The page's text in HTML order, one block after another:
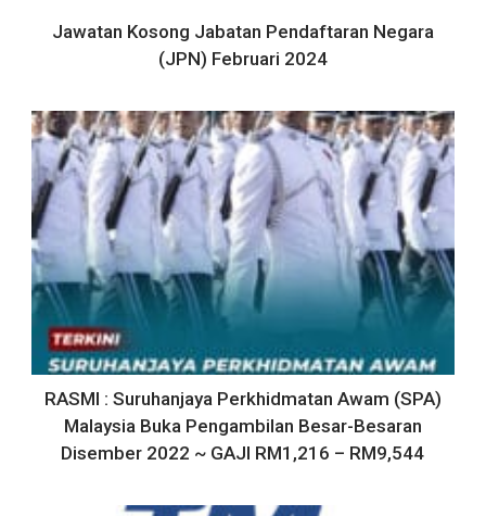
Jawatan Kosong Jabatan Pendaftaran Negara
(JPN) Februari 2024
RASMI : Suruhanjaya Perkhidmatan Awam (SPA)
Malaysia Buka Pengambilan Besar-Besaran
Disember 2022 ~ GAJI RM1,216 – RM9,544